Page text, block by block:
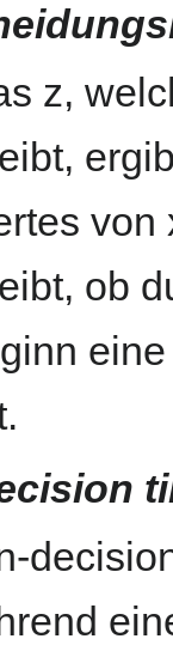
z,
von
ob